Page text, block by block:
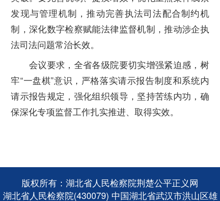
发现与管理机制，推动完善执法司法配合制约机
制，深化数字检察赋能法律监督机制，推动涉企执
法司法问题常治长效。
会议要求，全省各级院要切实增强紧迫感，树
牢“一盘棋”意识，严格落实请示报告制度和系统内
请示报告规定，强化组织领导，坚持苦练内功，确
保深化专项监督工作扎实推进、取得实效。
版权所有：湖北省人民检察院荆楚公平正义网
湖北省人民检察院(430079) 中国湖北省武汉市洪山区雄